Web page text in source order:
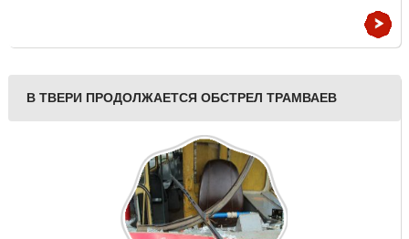
В ТВЕРИ ПРОДОЛЖАЕТСЯ ОБСТРЕЛ ТРАМВАЕВ